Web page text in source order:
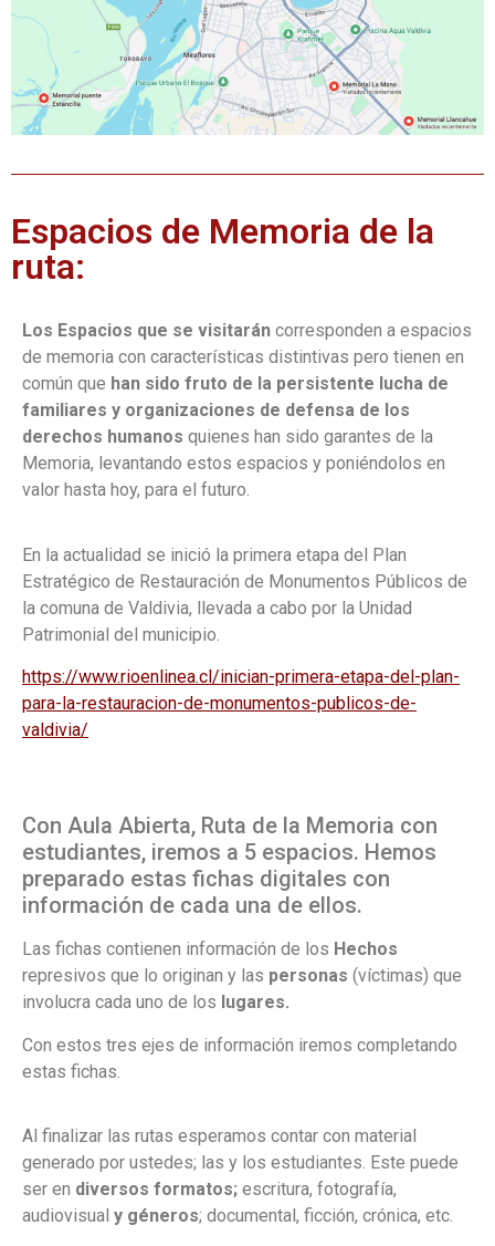
Espacios de Memoria de la
ruta:
Los Espacios que se visitarán corresponden a espacios
de memoria con características distintivas pero tienen en
común que han sido fruto de la persistente lucha de
familiares y organizaciones de defensa de los
derechos humanos quienes han sido garantes de la
Memoria, levantando estos espacios y poniéndolos en
valor hasta hoy, para el futuro.
En la actualidad se inició la primera etapa del Plan
Estratégico de Restauración de Monumentos Públicos de
la comuna de Valdivia, llevada a cabo por la Unidad
Patrimonial del municipio.
https://www.rioenlinea.cl/inician-primera-etapa-del-plan-
para-la-restauracion-de-monumentos-publicos-de-
valdivia/
Con Aula Abierta, Ruta de la Memoria con
estudiantes, iremos a 5 espacios. Hemos
preparado estas fichas digitales con
información de cada una de ellos.
Las fichas contienen información de los Hechos
represivos que lo originan y las personas (víctimas) que
involucra cada uno de los lugares.
Con estos tres ejes de información iremos completando
estas fichas.
Al finalizar las rutas esperamos contar con material
generado por ustedes; las y los estudiantes. Este puede
ser en diversos formatos; escritura, fotografía,
audiovisual y géneros; documental, ficción, crónica, etc.